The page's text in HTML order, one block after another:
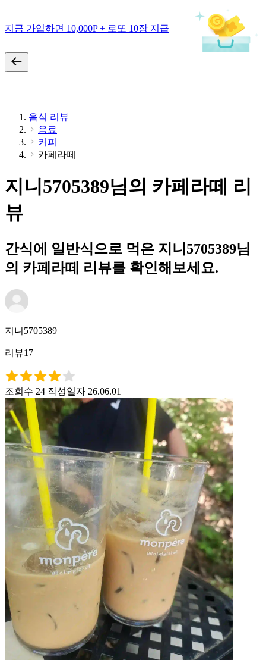
지금 가입하면 10,000P + 로또 10장 지급
음식 리뷰
음료
커피
카페라떼
지니5705389님의 카페라떼 리
뷰
간식에 일반식으로 먹은 지니5705389님
의 카페라떼 리뷰를 확인해보세요.
지니5705389
리뷰17
조회수 24 작성일자 26.06.01